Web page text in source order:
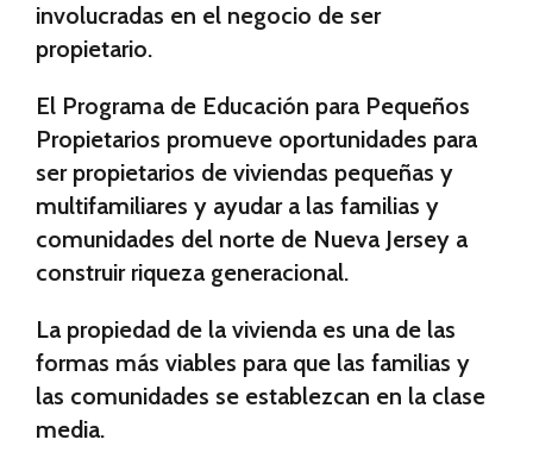
involucradas en el negocio de ser
propietario.
El Programa de Educación para Pequeños
Propietarios promueve oportunidades para
ser propietarios de viviendas pequeñas y
multifamiliares y ayudar a las familias y
comunidades del norte de Nueva Jersey a
construir riqueza generacional.
La propiedad de la vivienda es una de las
formas más viables para que las familias y
las comunidades se establezcan en la clase
media.